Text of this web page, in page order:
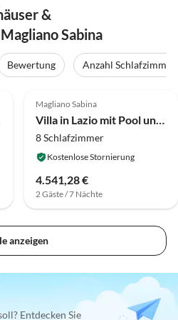
&
Sabina
Bewertung
Anzahl Schlafzimmer
Magliano Sabina
Villa in Lazio mit Pool und Weinbergen
8 Schlafzimmer
Kostenlose Stornierung
4.541,28 €
2 Gäste / 7 Nächte
anzeigen
Entdecken Sie